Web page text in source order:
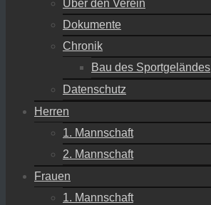
Über den Verein
Dokumente
Chronik
Bau des Sportgeländes
Datenschutz
Herren
1. Mannschaft
2. Mannschaft
Frauen
1. Mannschaft